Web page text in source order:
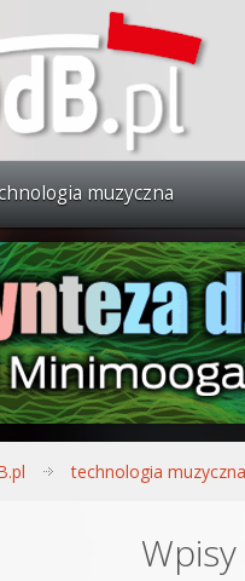
muzyczna
technologia muzyczna